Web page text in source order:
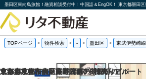
TOPページ > 物件検索 > - > 墨田区 > 東武伊勢崎線
京都府京都市南区吉祥院西ノ茶屋町の
京都府京都市伏見区帯屋町の1棟売りビル
北海道札幌市南区藤野三条7丁目の
東京都東大和市中央2丁目の一棟売りアパート